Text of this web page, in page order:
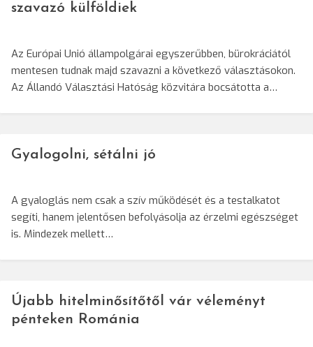
szavazó külföldiek
Az Európai Unió állampolgárai egyszerűbben, bürokráciától
mentesen tudnak majd szavazni a következő választásokon.
Az Állandó Választási Hatóság közvitára bocsátotta a…
Gyalogolni, sétálni jó
A gyaloglás nem csak a szív működését és a testalkatot
segíti, hanem jelentősen befolyásolja az érzelmi egészséget
is. Mindezek mellett…
Újabb hitelminősítőtől vár véleményt
pénteken Románia